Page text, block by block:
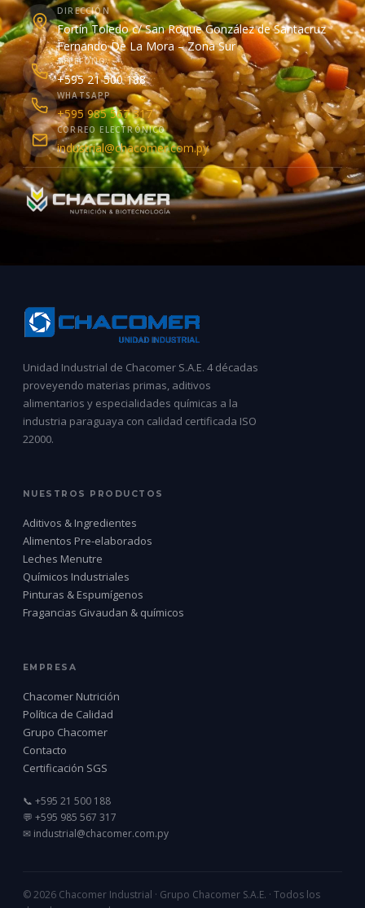
DIRECCIÓN
Fortín Toledo c/ San Roque González de Santacruz
Fernando De La Mora – Zona Sur
TELÉFONO
+595 21 500 188
WHATSAPP
+595 985 567 317
CORREO ELECTRÓNICO
industrial@chacomer.com.py
Unidad Industrial de Chacomer S.A.E. 4 décadas
proveyendo materias primas, aditivos
alimentarios y especialidades químicas a la
industria paraguaya con calidad certificada ISO
22000.
NUESTROS PRODUCTOS
Aditivos & Ingredientes
Alimentos Pre-elaborados
Leches Menutre
Químicos Industriales
Pinturas & Espumígenos
Fragancias Givaudan & químicos
EMPRESA
Chacomer Nutrición
Política de Calidad
Grupo Chacomer
Contacto
Certificación SGS
📞 +595 21 500 188
💬 +595 985 567 317
✉ industrial@chacomer.com.py
© 2026 Chacomer Industrial · Grupo Chacomer S.A.E. · Todos los